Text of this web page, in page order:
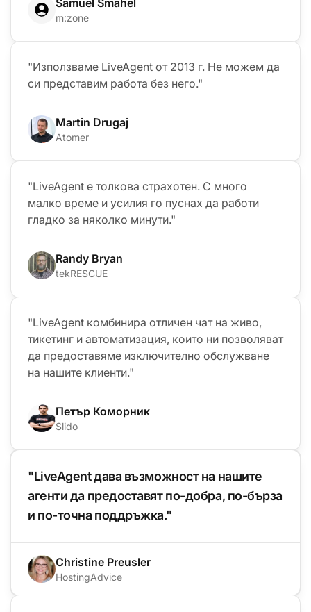
m:zone
"Използваме LiveAgent от 2013 г. Не можем да
си представим работа без него."
Martin Drugaj
Atomer
"LiveAgent е толкова страхотен. С много
малко време и усилия го пуснах да работи
гладко за няколко минути."
Randy Bryan
tekRESCUE
"LiveAgent комбинира отличен чат на живо,
тикетинг и автоматизация, които ни позволяват
да предоставяме изключително обслужване
на нашите клиенти."
Петър Коморник
Slido
"LiveAgent дава възможност на нашите
агенти да предоставят по-добра, по-бърза
и по-точна поддръжка."
Christine Preusler
HostingAdvice